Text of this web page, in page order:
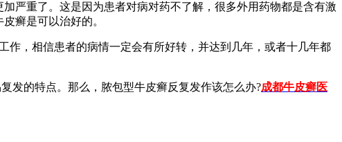
严重了。这是因为患者对病对药不了解，很多外用药物都是含有激
癣是可以治好的。
作，相信患者的病情一定会有所好转，并达到几年，或者十几年都
发的特点。那么，脓包型牛皮癣反复发作该怎么办?成都牛皮癣医